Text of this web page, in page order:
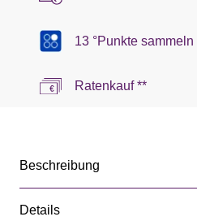
13 °Punkte sammeln
Ratenkauf **
Beschreibung
Details